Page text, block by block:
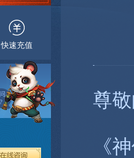
快速充值
尊
《